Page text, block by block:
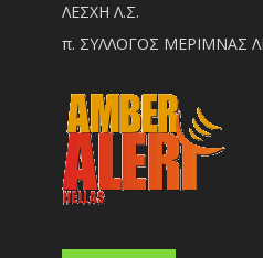
ΛΕΣΧΗ Λ.Σ.
π. ΣΥΛΛΟΓΟΣ ΜΕΡΙΜΝΑΣ